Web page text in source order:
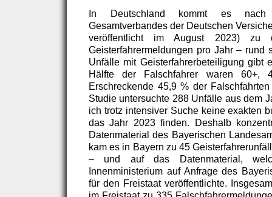
In Deutschland kommt es
Gesamtverbandes der Deutschen
veröffentlicht im August 2023) zu
Geisterfahrermeldungen pro Jahr – rund
Unfälle mit Geisterfahrerbeteiligung gibt
Hälfte der Falschfahrer waren
Erschreckende 45,9 % der
Studie untersuchte 288 Unfälle aus dem
ich trotz intensiver Suche keine exakten
das Jahr 2023 finden. Deshalb
Datenmaterial des Bayerischen
kam es in Bayern zu 45
– und auf das Datenmaterial,
Innenministerium auf Anfrage des
für den Freistaat veröffentlichte.